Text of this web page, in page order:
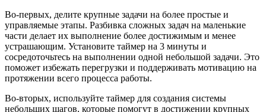
Во-первых, делите крупные задачи на более простые и
управляемые этапы. Разбивка сложных задач на маленькие
части делает их выполнение более достижимым и менее
устрашающим. Установите таймер на 3 минуты и
сосредоточьтесь на выполнении одной небольшой задачи. Это
поможет избежать перегрузки и поддерживать мотивацию на
протяжении всего процесса работы.
Во-вторых, используйте таймер для создания системы
небольших шагов, которые помогут в достижении крупных